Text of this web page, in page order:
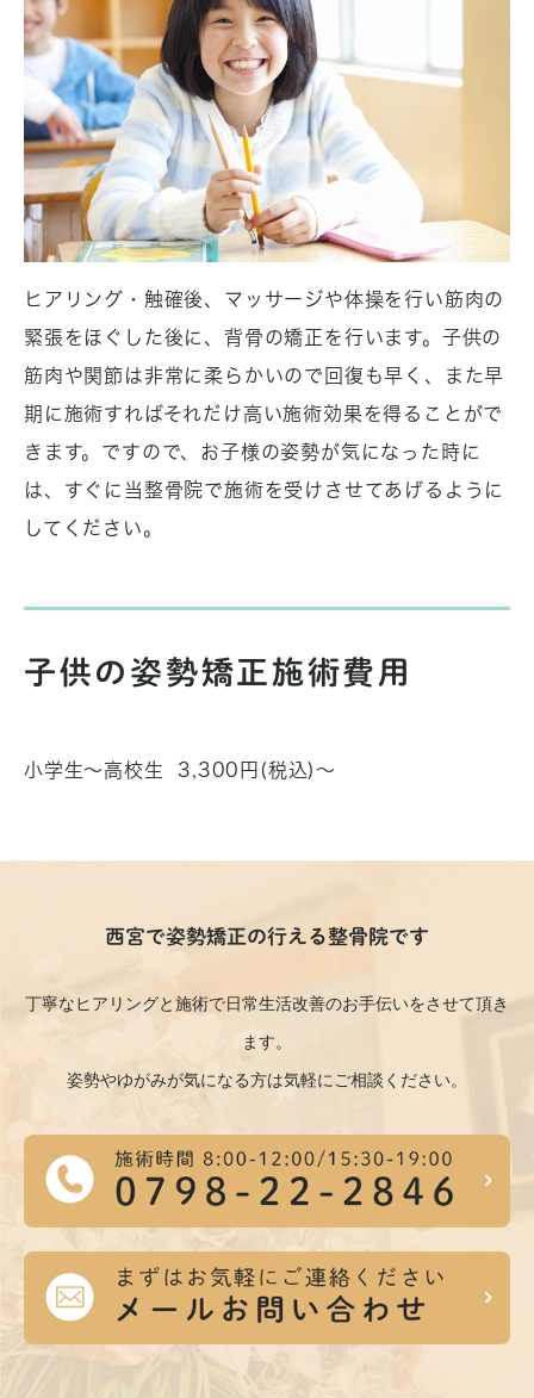
ヒアリング・触確後、マッサージや体操を行い筋肉の
緊張をほぐした後に、背骨の矯正を行います。子供の
筋肉や関節は非常に柔らかいので回復も早く、また早
期に施術すればそれだけ高い施術効果を得ることがで
きます。ですので、お子様の姿勢が気になった時に
は、すぐに当整骨院で施術を受けさせてあげるように
してください。
子供の姿勢矯正施術費用
小学生～高校生 3,300円(税込)～
西宮で姿勢矯正の行える整骨院です
丁寧なヒアリングと施術で日常生活改善のお手伝いをさせて頂き
ます。
姿勢やゆがみが気になる方は気軽にご相談ください。